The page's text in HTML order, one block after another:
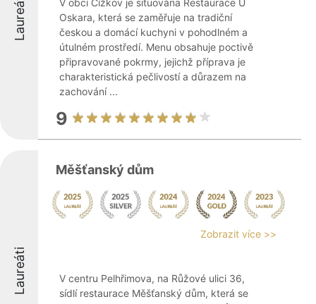
Laureáti
V obci Čížkov je situována Restaurace U
Oskara, která se zaměřuje na tradiční
českou a domácí kuchyni v pohodlném a
útulném prostředí. Menu obsahuje poctivě
připravované pokrmy, jejichž příprava je
charakteristická pečlivostí a důrazem na
zachování ...
9
Laureáti
Měšťanský dům
Zobrazit více >>
V centru Pelhřimova, na Růžové ulici 36,
sídlí restaurace Měšťanský dům, která se